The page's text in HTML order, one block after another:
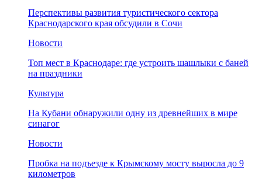
Перспективы развития туристического сектора
Краснодарского края обсудили в Сочи
Новости
Топ мест в Краснодаре: где устроить шашлыки с баней
на праздники
Культура
На Кубани обнаружили одну из древнейших в мире
синагог
Новости
Пробка на подъезде к Крымскому мосту выросла до 9
километров